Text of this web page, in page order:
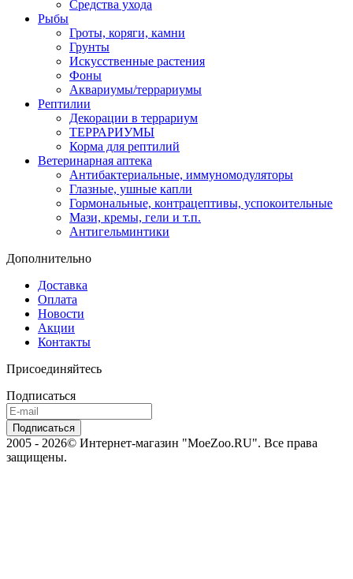
Средства ухода
Рыбы
Гроты, коряги, камни
Грунты
Искусственные растения
Фоны
Аквариумы/террариумы
Рептилии
Декорации в террариум
ТЕРРАРИУМЫ
Корма для рептилий
Ветеринарная аптека
Антибактериальные, иммуномодуляторы
Глазные, ушные капли
Гормональные, контрацептивы, успокоительные
Мази, кремы, гели и т.п.
Антигельминтики
Дополнительно
Доставка
Оплата
Новости
Акции
Контакты
Присоединяйтесь
Подписаться
2005 - 2026© Интернет-магазин "MoeZoo.RU". Все права
защищены.